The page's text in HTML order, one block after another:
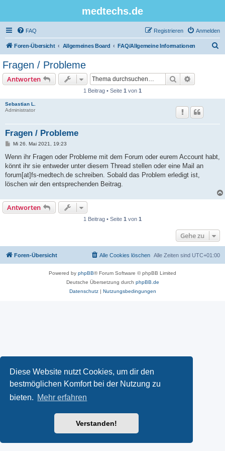
Diese Website nutzt Cookies, um dir den
bestmöglichen Komfort bei der Nutzung zu
bieten. Mehr erfahren
Verstanden!
medtechs.de
FAQ Anmelden
Registrieren
Foren-Übersicht Allgemeines Board FAQ/Allgemeine Informationen
Fragen / Probleme
Antworten Suche
1 Beitrag • Seite 1 von 1
Sebastian L.
Administrator
Fragen / Probleme
B
i
r
a
Mi 26. Mai 2021, 19:23
Wenn ihr Fragen oder Probleme mit dem Forum oder eurem Account habt,
könnt ihr sie entweder unter diesem Thread stellen oder eine Mail an
forum[at]fs-medtech.de schreiben. Sobald das Problem erledigt ist,
löschen wir den entsprechenden Beitrag.
Antworten
1 Beitrag • Seite 1 von 1
Gehe zu
Foren-Übersicht Alle Zeiten sind UTC+01:00
Alle Cookies löschen
Powered by phpBB® Forum Software © phpBB Limited
Deutsche Übersetzung durch phpBB.de
Datenschutz| Nutzungsbedingungen